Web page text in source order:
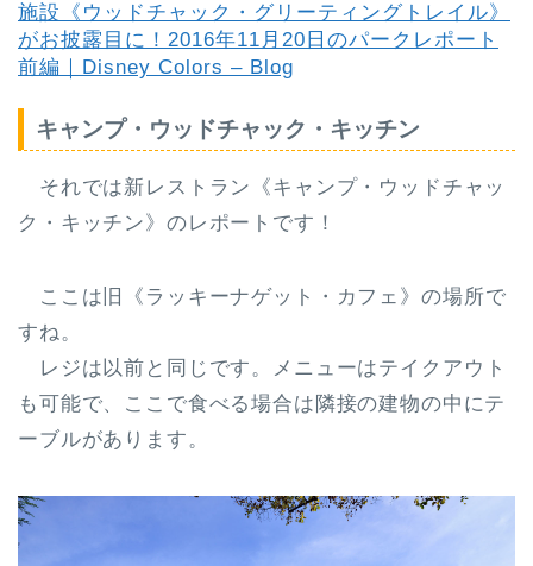
施設《ウッドチャック・グリーティングトレイル》
がお披露目に！2016年11月20日のパークレポート
前編｜Disney Colors – Blog
キャンプ・ウッドチャック・キッチン
それでは新レストラン《キャンプ・ウッドチャッ
ク・キッチン》のレポートです！
ここは 旧《ラッキーナゲット・カフェ》 の場所で
すね。
レジは以前と同じ です。メニューはテイクアウト
も可能で、ここで食べる場合は隣接の建物の中にテ
ーブルがあります。